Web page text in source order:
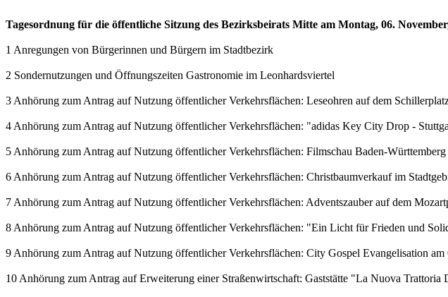
Tagesordnung für die öffentliche Sitzung des Bezirksbeirats Mitte am Montag, 06.
1 Anregungen von Bürgerinnen und Bürgern im Stadtbezirk
2 Sondernutzungen und Öffnungszeiten Gastronomie im Leonhardsviertel
3 Anhörung zum Antrag auf Nutzung öffentlicher Verkehrsflächen: Leseohren auf dem
4 Anhörung zum Antrag auf Nutzung öffentlicher Verkehrsflächen: "adidas Key City Drop -
5 Anhörung zum Antrag auf Nutzung öffentlicher Verkehrsflächen: Filmschau Baden-
6 Anhörung zum Antrag auf Nutzung öffentlicher Verkehrsflächen: Christbaumverkauf im
7 Anhörung zum Antrag auf Nutzung öffentlicher Verkehrsflächen: Adventszauber auf dem
8 Anhörung zum Antrag auf Nutzung öffentlicher Verkehrsflächen: "Ein Licht für Frieden und
9 Anhörung zum Antrag auf Nutzung öffentlicher Verkehrsflächen: City Gospel Evangelisation
10 Anhörung zum Antrag auf Erweiterung einer Straßenwirtschaft: Gaststätte "La Nuova